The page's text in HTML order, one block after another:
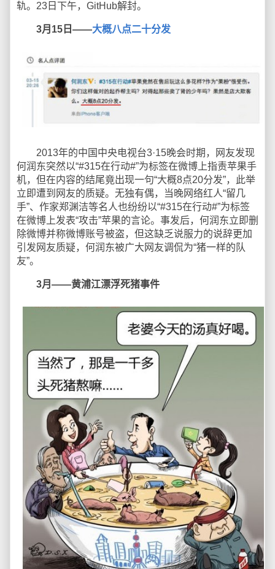
轨。23日下午，GitHub解封。
3月15日——大概八点二十分发
2013年的中国中央电视台3·15晚会时期，网友发现
何润东突然以“#315在行动#”为标签在微博上指责苹果手
机，但在内容的结尾竟出现一句“大概8点20分发”，此举
立即遭到网友的质疑。无独有偶，当晚网络红人“留几
手”、作家郑渊洁等名人也纷纷以“#315在行动#”为标签
在微博上发表“攻击”苹果的言论。事发后，何润东立即删
除微博并称微博账号被盗，但这缺乏说服力的说辞更加
引发网友质疑，何润东被广大网友调侃为“猪一样的队
友”。
3月——黄浦江漂浮死猪事件